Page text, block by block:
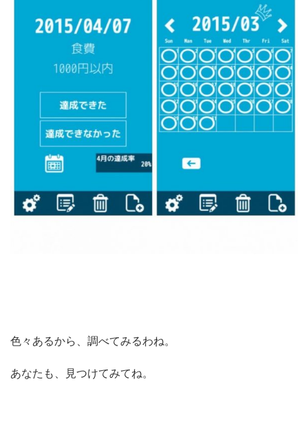
色々あるから、調べてみるわね。
あなたも、見つけてみてね。